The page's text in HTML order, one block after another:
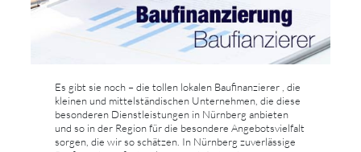
Es gibt sie noch – die tollen lokalen Baufinanzierer , die
kleinen und mittelständischen Unternehmen, die diese
besonderen Dienstleistungen in Nürnberg anbieten
und so in der Region für die besondere Angebotsvielfalt
sorgen, die wir so schätzen. In Nürnberg zuverlässige